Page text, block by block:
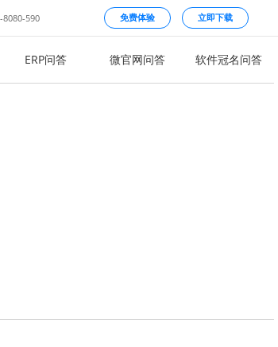
8080-590 免费体验 立即下载
ERP问答 微官网问答 软件冠名问答